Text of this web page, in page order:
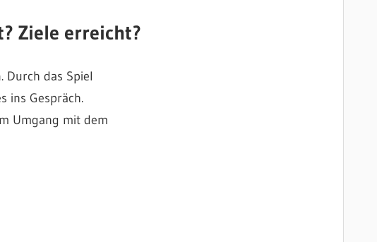
Ziele erreicht?
Durch das Spiel
ins Gespräch.
Umgang mit dem